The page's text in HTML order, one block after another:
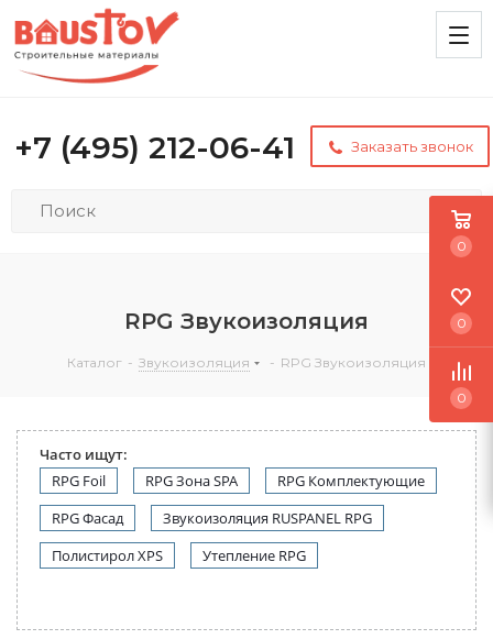
+7 (495) 212-06-41 Заказать звонок
RPG Звукоизоляция
Каталог - Звукоизоляция - RPG Звукоизоляция
Часто ищут:
RPG Foil
RPG Зона SPA
RPG Комплектующие
RPG Фасад
Звукоизоляция RUSPANEL RPG
Полистирол XPS
Утепление RPG
0
0
0